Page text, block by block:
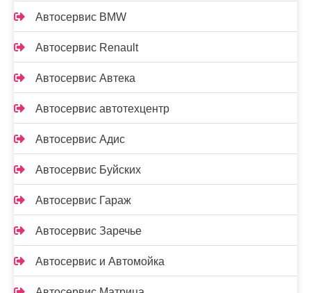
Автосервис BMW
Автосервис Renault
Автосервис Автека
Автосервис автотехцентр
Автосервис Адис
Автосервис Буйских
Автосервис Гараж
Автосервис Заречье
Автосервис и Автомойка